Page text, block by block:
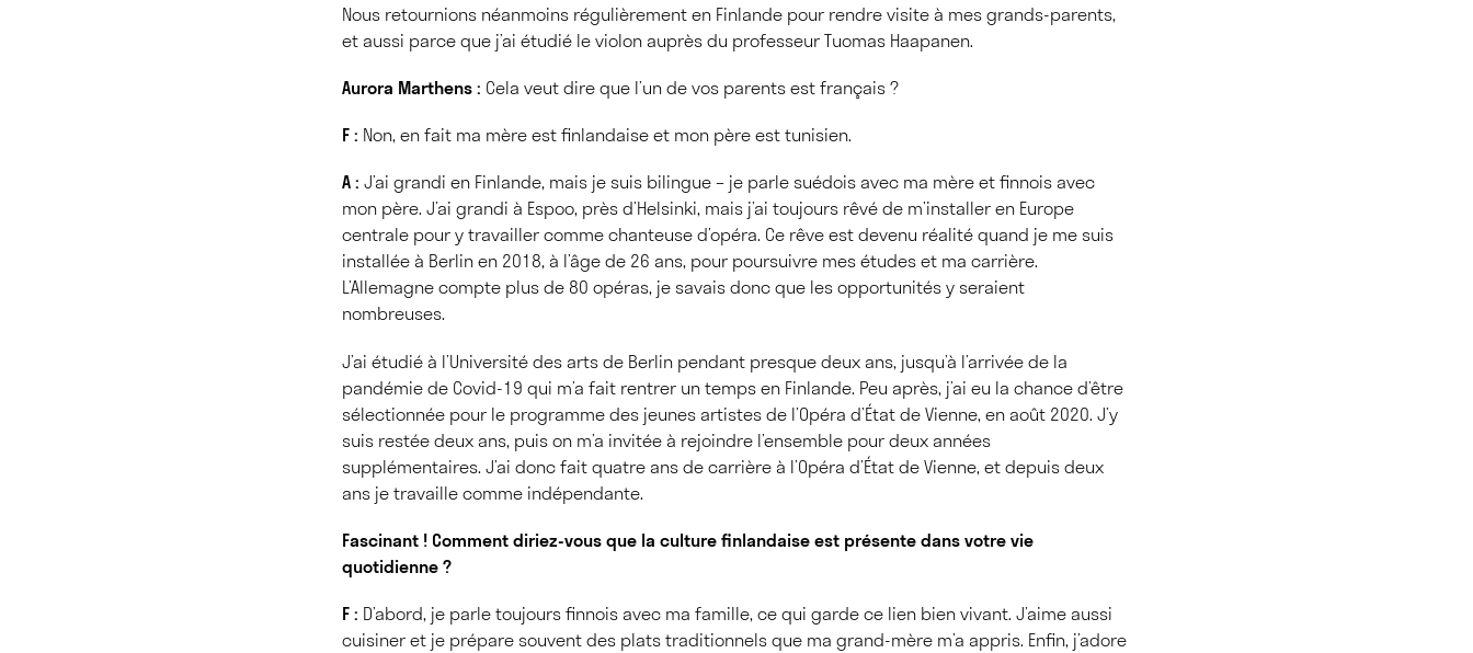
Nous retournions néanmoins régulièrement en Finlande pour rendre visite à mes grands-parents,
et aussi parce que j’ai étudié le violon auprès du professeur Tuomas Haapanen.
Aurora Marthens : Cela veut dire que l’un de vos parents est français ?
F : Non, en fait ma mère est finlandaise et mon père est tunisien.
A : J’ai grandi en Finlande, mais je suis bilingue – je parle suédois avec ma mère et finnois avec
mon père. J’ai grandi à Espoo, près d’Helsinki, mais j’ai toujours rêvé de m’installer en Europe
centrale pour y travailler comme chanteuse d’opéra. Ce rêve est devenu réalité quand je me suis
installée à Berlin en 2018, à l’âge de 26 ans, pour poursuivre mes études et ma carrière.
L’Allemagne compte plus de 80 opéras, je savais donc que les opportunités y seraient
nombreuses.
J’ai étudié à l’Université des arts de Berlin pendant presque deux ans, jusqu’à l’arrivée de la
pandémie de Covid-19 qui m’a fait rentrer un temps en Finlande. Peu après, j’ai eu la chance d’être
sélectionnée pour le programme des jeunes artistes de l’Opéra d’État de Vienne, en août 2020. J’y
suis restée deux ans, puis on m’a invitée à rejoindre l’ensemble pour deux années
supplémentaires. J’ai donc fait quatre ans de carrière à l’Opéra d’État de Vienne, et depuis deux
ans je travaille comme indépendante.
Fascinant ! Comment diriez-vous que la culture finlandaise est présente dans votre vie
quotidienne ?
F : D’abord, je parle toujours finnois avec ma famille, ce qui garde ce lien bien vivant. J’aime aussi
cuisiner et je prépare souvent des plats traditionnels que ma grand-mère m’a appris. Enfin, j’adore